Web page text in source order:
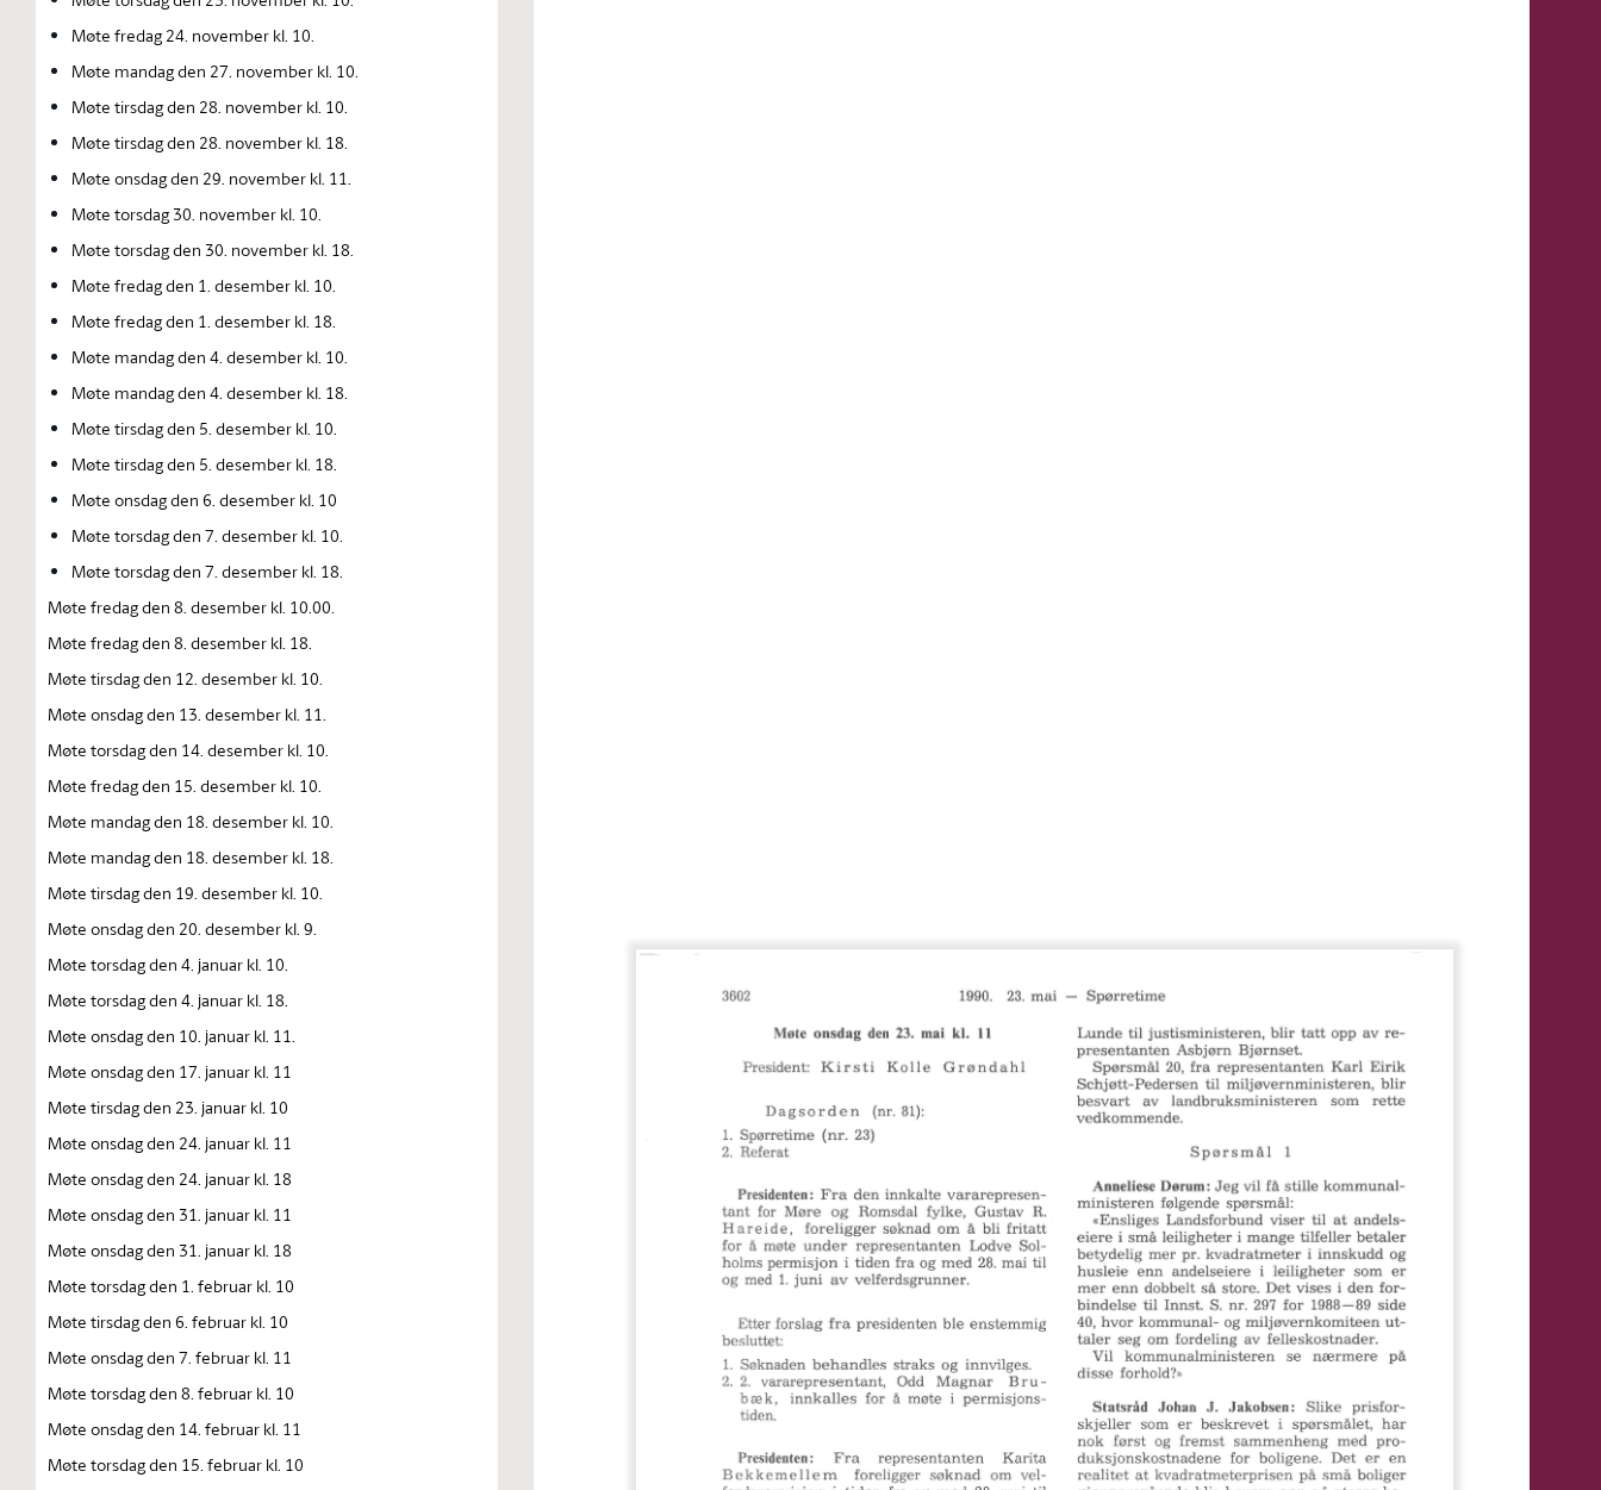
Møte fredag 24. november kl. 10.
Møte mandag den 27. november kl. 10.
Møte tirsdag den 28. november kl. 10.
Møte tirsdag den 28. november kl. 18.
Møte onsdag den 29. november kl. 11.
Møte torsdag 30. november kl. 10.
Møte torsdag den 30. november kl. 18.
Møte fredag den 1. desember kl. 10.
Møte fredag den 1. desember kl. 18.
Møte mandag den 4. desember kl. 10.
Møte mandag den 4. desember kl. 18.
Møte tirsdag den 5. desember kl. 10.
Møte tirsdag den 5. desember kl. 18.
Møte onsdag den 6. desember kl. 10
Møte torsdag den 7. desember kl. 10.
Møte torsdag den 7. desember kl. 18.
Møte fredag den 8. desember kl. 10.00.
Møte fredag den 8. desember kl. 18.
Møte tirsdag den 12. desember kl. 10.
Møte onsdag den 13. desember kl. 11.
Møte torsdag den 14. desember kl. 10.
Møte fredag den 15. desember kl. 10.
Møte mandag den 18. desember kl. 10.
Møte mandag den 18. desember kl. 18.
Møte tirsdag den 19. desember kl. 10.
Møte onsdag den 20. desember kl. 9.
Møte torsdag den 4. januar kl. 10.
Møte torsdag den 4. januar kl. 18.
Møte onsdag den 10. januar kl. 11.
Møte onsdag den 17. januar kl. 11
Møte tirsdag den 23. januar kl. 10
Møte onsdag den 24. januar kl. 11
Møte onsdag den 24. januar kl. 18
Møte onsdag den 31. januar kl. 11
Møte onsdag den 31. januar kl. 18
Møte torsdag den 1. februar kl. 10
Møte tirsdag den 6. februar kl. 10
Møte onsdag den 7. februar kl. 11
Møte torsdag den 8. februar kl. 10
Møte onsdag den 14. februar kl. 11
Møte torsdag den 15. februar kl. 10